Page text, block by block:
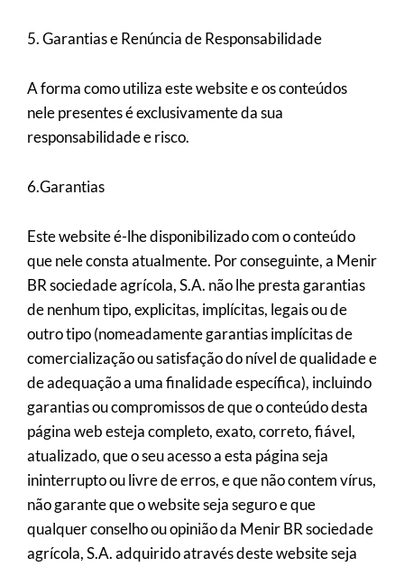
5. Garantias e Renúncia de Responsabilidade
A forma como utiliza este website e os conteúdos
nele presentes é exclusivamente da sua
responsabilidade e risco.
6.Garantias
Este website é-lhe disponibilizado com o conteúdo
que nele consta atualmente. Por conseguinte, a Menir
BR sociedade agrícola, S.A. não lhe presta garantias
de nenhum tipo, explicitas, implícitas, legais ou de
outro tipo (nomeadamente garantias implícitas de
comercialização ou satisfação do nível de qualidade e
de adequação a uma finalidade específica), incluindo
garantias ou compromissos de que o conteúdo desta
página web esteja completo, exato, correto, fiável,
atualizado, que o seu acesso a esta página seja
ininterrupto ou livre de erros, e que não contem vírus,
não garante que o website seja seguro e que
qualquer conselho ou opinião da Menir BR sociedade
agrícola, S.A. adquirido através deste website seja